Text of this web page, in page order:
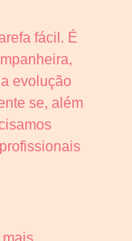
fácil. É
evolução
se, além
mais